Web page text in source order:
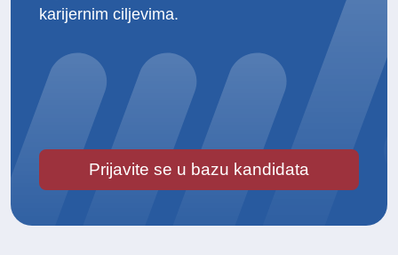
karijernim ciljevima.
Prijavite se u bazu kandidata